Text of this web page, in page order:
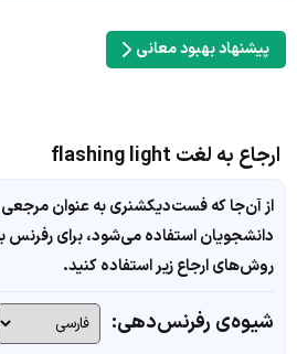
پیشنهاد بهبود معانی
ارجاع به لغت flashing light
از آن‌جا که فست‌دیکشنری به عنوان
دانشجویان استفاده می‌شود، برای رفرنس
روش‌های ارجاع زیر استفاده کنید.
شیوه‌ی رفرنس‌دهی: